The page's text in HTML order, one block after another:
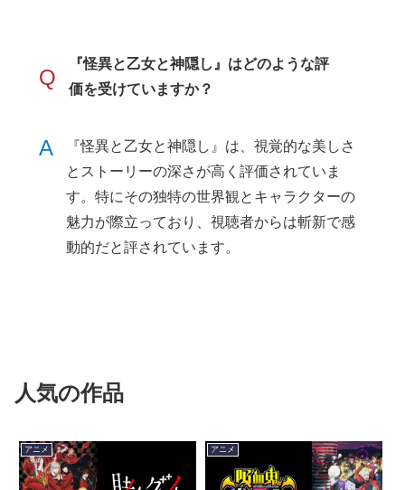
Q
『怪異と乙女と神隠し』はどのような評
価を受けていますか？
A
『怪異と乙女と神隠し』は、視覚的な美しさ
とストーリーの深さが高く評価されていま
す。特にその独特の世界観とキャラクターの
魅力が際立っており、視聴者からは斬新で感
動的だと評されています。
人気の作品
アニメ アニメ